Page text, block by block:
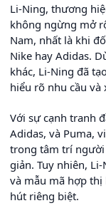
Li-Ning, thương
không ngừng mở
Nam, nhất là khi
Nike hay Adidas.
khác, Li-Ning đã
hiểu rõ nhu cầu
Với sự cạnh tranh
Adidas, và Puma,
trong tâm trí
giản. Tuy nhiên,
và mẫu mã hợp
hút riêng biệt.